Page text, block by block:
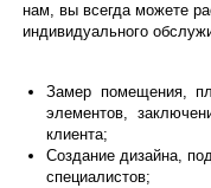
нам, вы всегда можете
индивидуального
Замер помещения,
элементов,
клиента;
Создание дизайна,
специалистов;